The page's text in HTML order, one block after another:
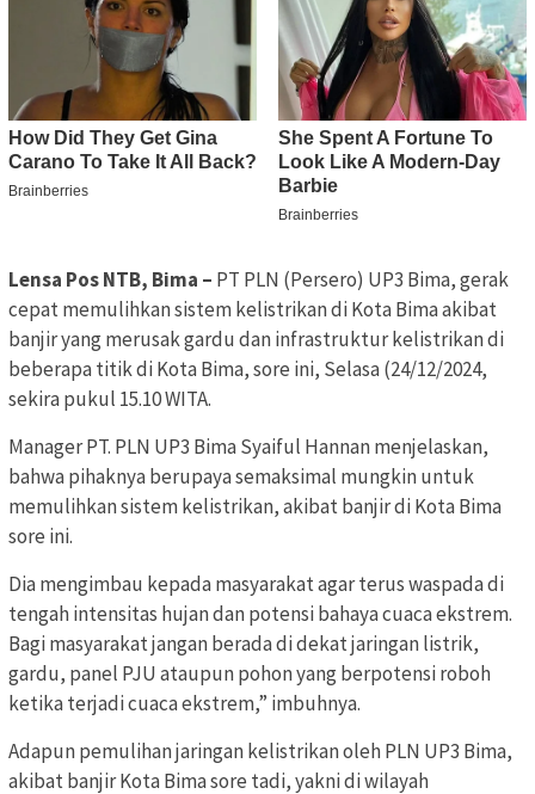
Lensa Pos NTB, Bima – PT PLN (Persero) UP3 Bima, gerak
cepat memulihkan sistem kelistrikan di Kota Bima akibat
banjir yang merusak gardu dan infrastruktur kelistrikan di
beberapa titik di Kota Bima, sore ini, Selasa (24/12/2024,
sekira pukul 15.10 WITA.
Manager PT. PLN UP3 Bima Syaiful Hannan menjelaskan,
bahwa pihaknya berupaya semaksimal mungkin untuk
memulihkan sistem kelistrikan, akibat banjir di Kota Bima
sore ini.
Dia mengimbau kepada masyarakat agar terus waspada di
tengah intensitas hujan dan potensi bahaya cuaca ekstrem.
Bagi masyarakat jangan berada di dekat jaringan listrik,
gardu, panel PJU ataupun pohon yang berpotensi roboh
ketika terjadi cuaca ekstrem,” imbuhnya.
Adapun pemulihan jaringan kelistrikan oleh PLN UP3 Bima,
akibat banjir Kota Bima sore tadi, yakni di wilayah